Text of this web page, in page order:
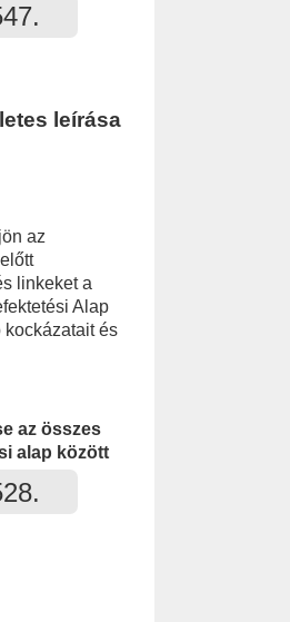
leírása
az
linkeket a
Alap
kockázatait és
az összes
alap között